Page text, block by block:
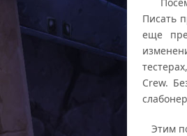
Писать
еще
Crew.
Этим